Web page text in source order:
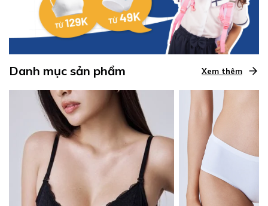
Danh mục sản phẩm Xem thêm